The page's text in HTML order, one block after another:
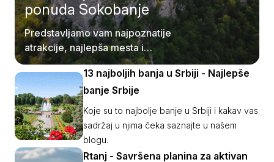
ponuda Sokobanje
Predstavljamo vam najpoznatije
atrakcije, najlepša mesta i
najzanimljivije aktivnosti u Sokobanji.
13 najboljih banja u Srbiji - Najlepše
banje Srbije
Koje su to najbolje banje u Srbiji i kakav vas
sadržaj u njima čeka saznajte u našem
blogu.
Rtanj - Savršena planina za aktivan